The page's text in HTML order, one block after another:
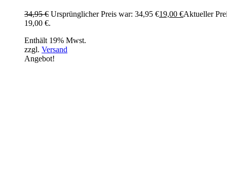
34,95€ Ursprünglicher Preis war: 34,95 €19,00 €Aktueller
19,00 €.
Enthält 19% Mwst.
zzgl. Versand
Angebot!